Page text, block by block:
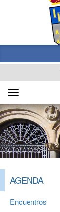
Toggle
navigation
AGENDA
Encuentros